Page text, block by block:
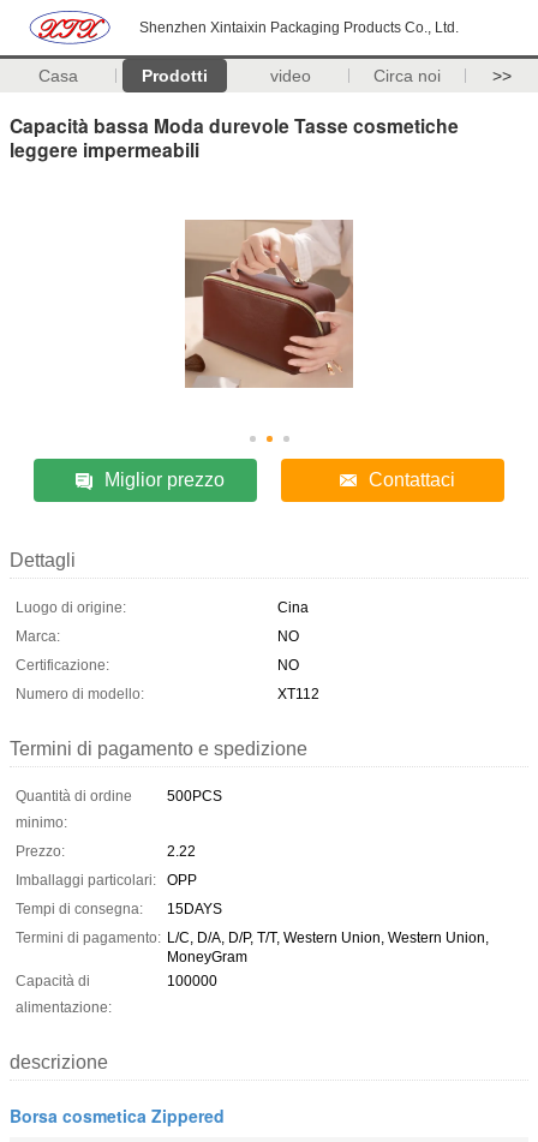
Shenzhen Xintaixin Packaging Products Co., Ltd.
Casa Prodotti video Circa noi >>
Capacità bassa Moda durevole Tasse cosmetiche
leggere impermeabili
Miglior prezzo Contattaci
Dettagli
Luogo di origine:
Cina
Marca:
NO
Certificazione:
NO
Numero di modello:
XT112
Termini di pagamento e spedizione
Quantità di ordine
minimo:
500PCS
Prezzo:
2.22
Imballaggi particolari:
OPP
Tempi di consegna:
15DAYS
Termini di pagamento: L/C, D/A, D/P, T/T, Western Union, Western Union,
MoneyGram
Capacità di
alimentazione:
100000
descrizione
Borsa cosmetica Zippered